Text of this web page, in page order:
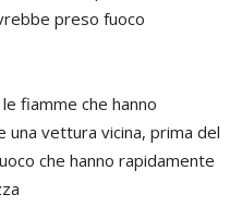
preso fuoco
fiamme che hanno
una vettura vicina, prima del
che hanno rapidamente